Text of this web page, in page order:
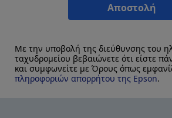
Αποστολή
Με την υποβολή της διεύθυνσης του
ταχυδρομείου βεβαιώνετε ότι είστε
και συμφωνείτε με Όρους όπως
πληροφοριών απορρήτου της Epson.